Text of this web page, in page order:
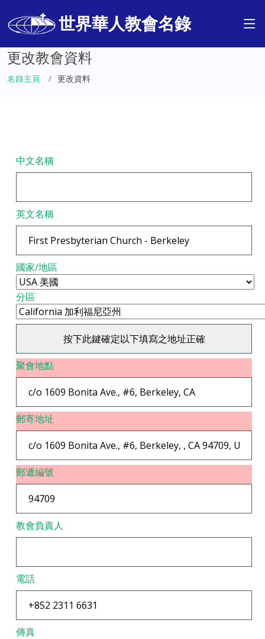
世界華人教會名錄
更改教會資料
名錄主頁 更改資料
中文名稱
英文名稱
國家/地區
分區
聚會地點
郵寄地址
郵遞編號
教會負責人
電話
傳真